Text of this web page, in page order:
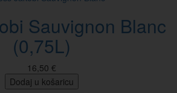
Sauvignon Blanc
(0,75L)
16,50 €
Dodaj u košaricu